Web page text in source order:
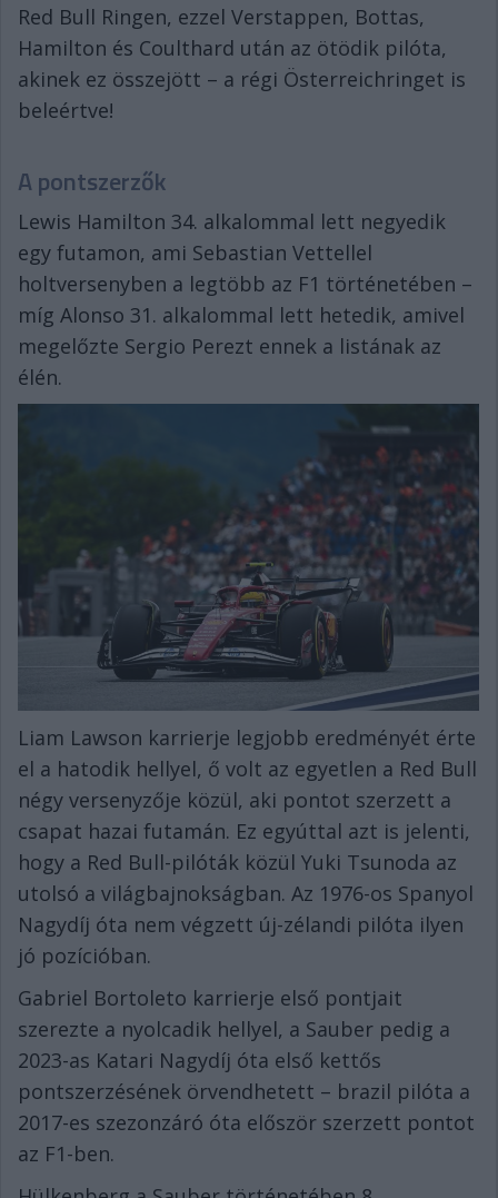
Red Bull Ringen, ezzel Verstappen, Bottas,
Hamilton és Coulthard után az ötödik pilóta,
akinek ez összejött – a régi Österreichringet is
beleértve!
A pontszerzők
Lewis Hamilton 34. alkalommal lett negyedik
egy futamon, ami Sebastian Vettellel
holtversenyben a legtöbb az F1 történetében –
míg Alonso 31. alkalommal lett hetedik, amivel
megelőzte Sergio Perezt ennek a listának az
élén.
Liam Lawson karrierje legjobb eredményét érte
el a hatodik hellyel, ő volt az egyetlen a Red Bull
négy versenyzője közül, aki pontot szerzett a
csapat hazai futamán. Ez egyúttal azt is jelenti,
hogy a Red Bull-pilóták közül Yuki Tsunoda az
utolsó a világbajnokságban. Az 1976-os Spanyol
Nagydíj óta nem végzett új-zélandi pilóta ilyen
jó pozícióban.
Gabriel Bortoleto karrierje első pontjait
szerezte a nyolcadik hellyel, a Sauber pedig a
2023-as Katari Nagydíj óta első kettős
pontszerzésének örvendhetett – brazil pilóta a
2017-es szezonzáró óta először szerzett pontot
az F1-ben.